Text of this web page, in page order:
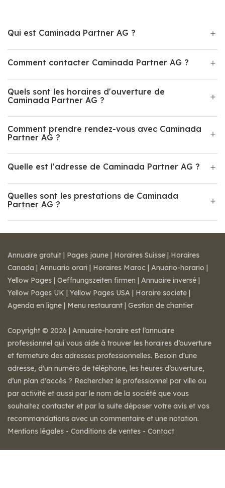
Qui est Caminada Partner AG ?
Comment contacter Caminada Partner AG ?
Quels sont les horaires d'ouverture de
Caminada Partner AG ?
Comment prendre rendez-vous avec Caminada
Partner AG ?
Quelle est l'adresse de Caminada Partner AG ?
Quelles sont les prestations de Caminada
Partner AG ?
Annuaire gratuit | Pages jaune | Horaires Suisse | Horaires
Canada | Annuario orari | Horaires Maroc | Anuario-horario |
Yellow Pages | Oeffnungszeiten firmen | Annuaire inversé |
Yellow Pages UK | Yellow Pages USA | Horaire societe |
Agenda en ligne | Menu restaurant | Gestion de chantier
Copyright © 2026 | Annuaire-horaire est l’annuaire
professionnel qui vous aide à trouver les horaires d’ouverture
et fermeture des adresses professionnelles. Besoin d'une
adresse, d'un numéro de téléphone, les heures d’ouverture,
d’un plan d'accès ? Recherchez le professionnel par ville ou
par activité et aussi par le nom de la société que vous
souhaitez contacter et par la suite déposer votre avis et vos
recommandations avec un commentaire et une notation.
Mentions légales - Conditions de ventes - Contact